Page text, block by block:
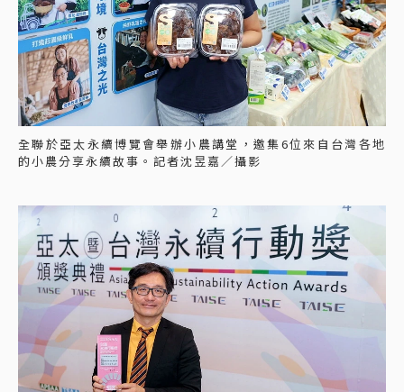
全聯於亞太永續博覽會舉辦小農講堂，邀集6位來自台灣各地
的小農分享永續故事。記者沈昱嘉／攝影